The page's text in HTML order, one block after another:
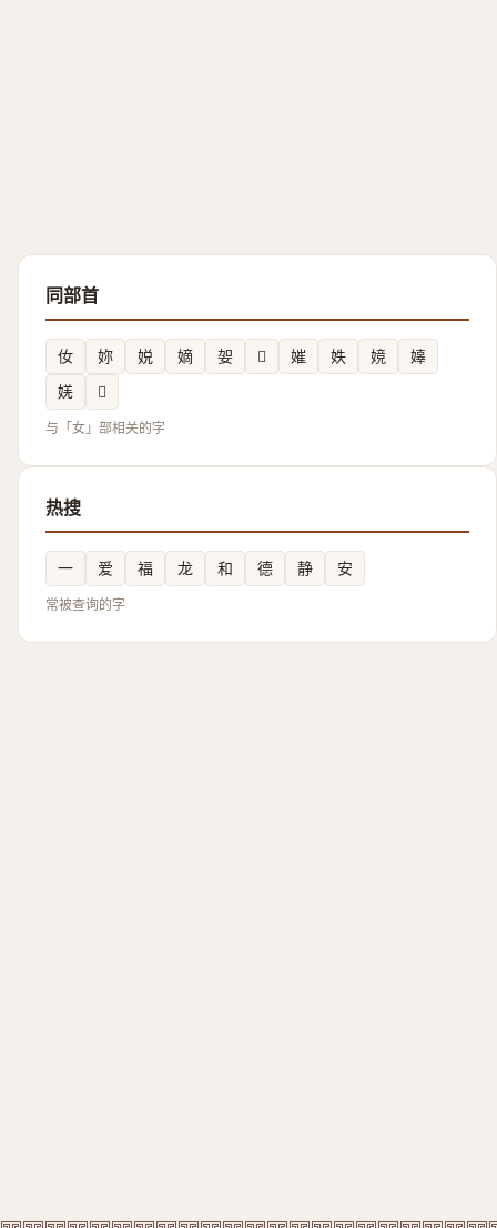
同部首
㚢 妳 娧 嫡 妿 𡜴 㜠 妷 㜔
嫴
㛨
𡣻
与「女」部相关的字
热搜
一 爱 福 龙 和 德 静 安
常被查询的字